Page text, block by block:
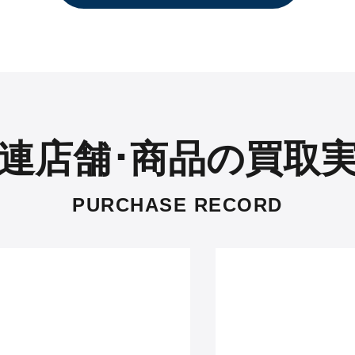
店舗･商品の買取
PURCHASE RECORD